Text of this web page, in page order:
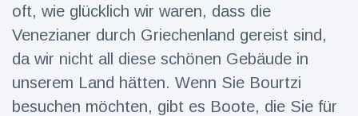
oft, wie glücklich wir waren, dass die
Venezianer durch Griechenland gereist sind,
da wir nicht all diese schönen Gebäude in
unserem Land hätten. Wenn Sie Bourtzi
besuchen möchten, gibt es Boote, die Sie für